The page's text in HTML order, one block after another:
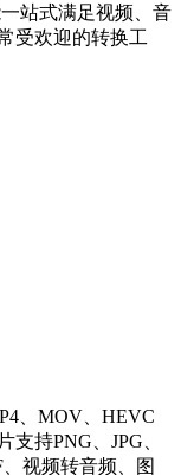
一站式满足视频、音
受欢迎的转换工
、MOV、HEVC
持PNG、JPG、
视频转音频、图